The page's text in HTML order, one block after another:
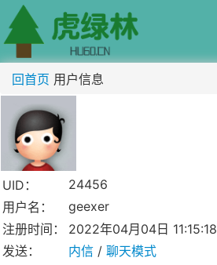
回首页 用户信息
UID：
24456
用户名：
geexer
注册时间：
2022年04月04日 11:15:18
发送：
内信 / 聊天模式